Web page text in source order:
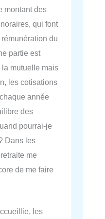
montant des
qui font
du
partie est
mutuelle mais
les cotisations
année
des
pourrai-je
Dans les
me
de me faire
les